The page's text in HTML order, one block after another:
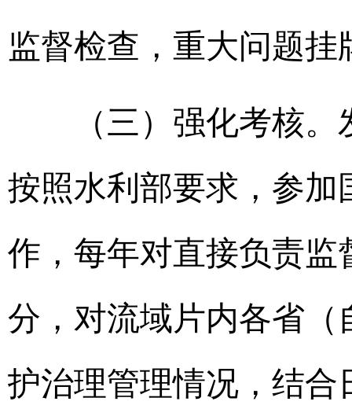
监督检查，重大问题
（三）强化考核。发
按照水利部要求，参
作，每年对直接负责
分，对流域片内各省
护治理管理情况，结